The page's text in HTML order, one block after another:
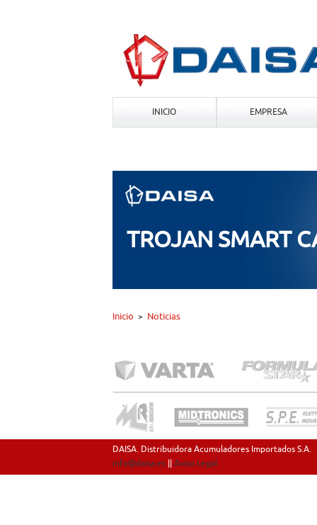
INICIO EMPRESA
TROJAN SMART
Inicio > Noticias
DAISA. Distribuidora Acumuladores Importados S.A.
info@daisa.es|| Aviso Legal